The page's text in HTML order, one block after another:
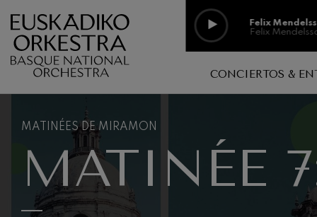
CONCIERTOS &
Conciertos en Familia
Centros educativos
Música sin exclusiones
En
Vídeos
Galerías de
MATINÉES DE MIRAMON
MATINÉE
Felix
Felix
Felix
Johann
Johann
O. Respighi: